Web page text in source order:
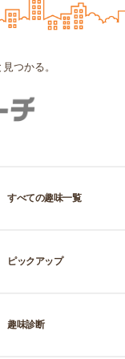
つかる。
すべての趣味一覧
ピックアップ
趣味診断